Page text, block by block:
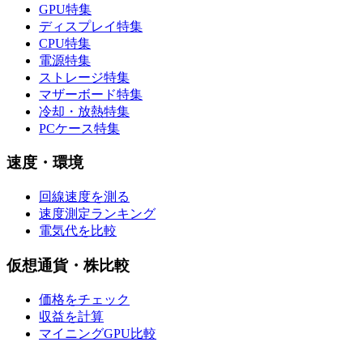
GPU特集
ディスプレイ特集
CPU特集
電源特集
ストレージ特集
マザーボード特集
冷却・放熱特集
PCケース特集
速度・環境
回線速度を測る
速度測定ランキング
電気代を比較
仮想通貨・株比較
価格をチェック
収益を計算
マイニングGPU比較